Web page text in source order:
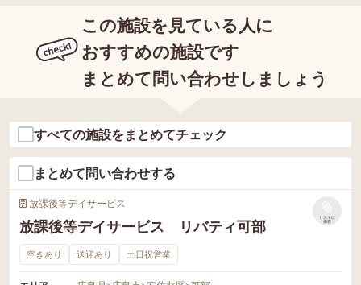
この施設を見ている人に
おすすめの施設です
まとめて問い合わせしましょう
すべての施設をまとめてチェック
まとめて問い合わせする
放課後等デイサービス
放課後等デイサービス リバティ可部
リストに
保存
空きあり 送迎あり 土日祝営業